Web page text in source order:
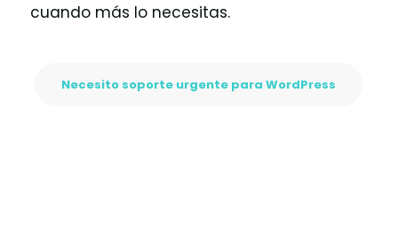
cuando más lo necesitas.
Necesito soporte urgente para WordPress